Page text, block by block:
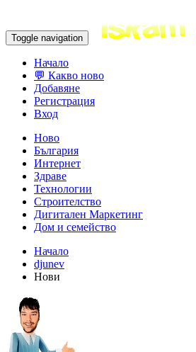
Toggle navigation
Начало
💬 Какво ново
Добавяне
Регистрация
Вход
Ново
България
Интернет
Здраве
Технологии
Строителство
Дигитален Маркетинг
Дом и семейство
Начало
djunev
Нови